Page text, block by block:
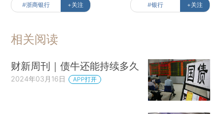
#浙商银行 +关注 #银行 +关注
相关阅读
财新周刊｜债牛还能持续多久
2024年03月16日 APP打开